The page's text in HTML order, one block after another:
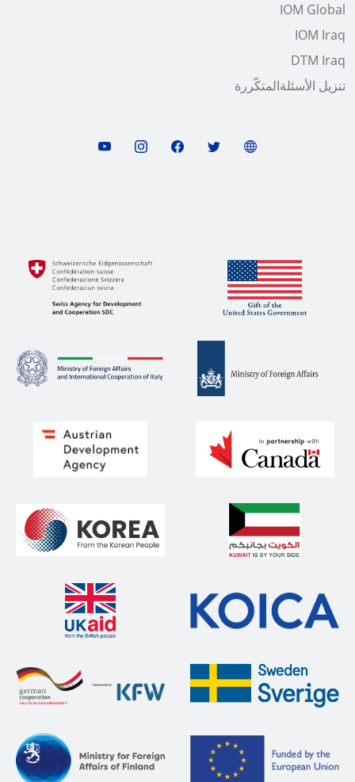
IOM Global
IOM Iraq
DTM Iraq
تنزیل الأسئلةالمتكّررة